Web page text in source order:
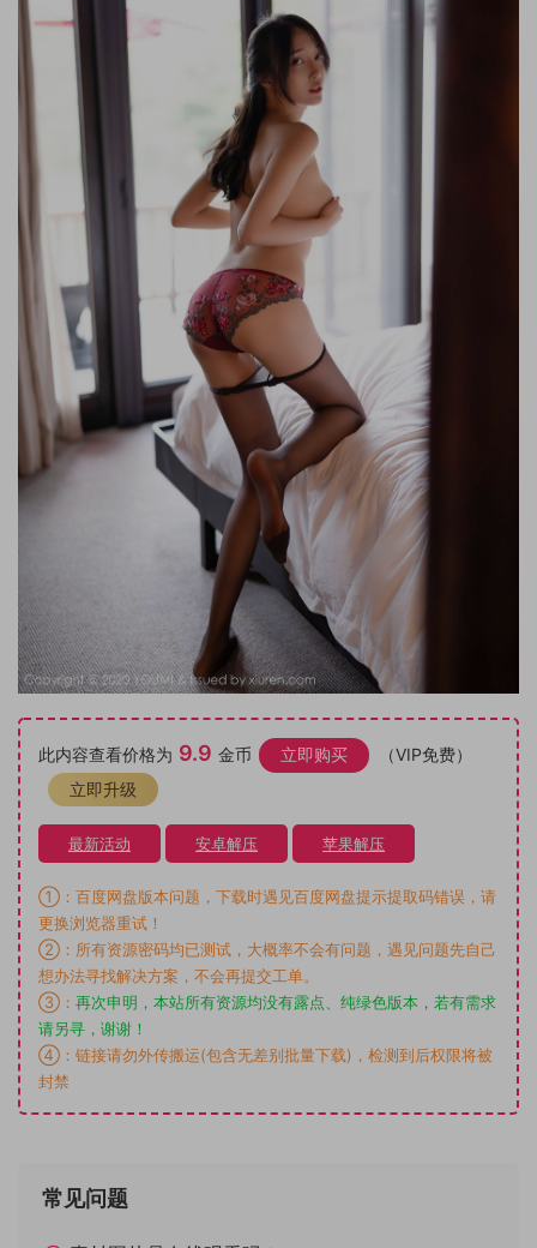
此内容查看价格为 9.9 金币 立即购买
（VIP免费）
立即升级
最新活动 安卓解压 苹果解压
①：百度网盘版本问题，下载时遇见百度网盘提示提取码错误，请
更换浏览器重试！
②：所有资源密码均已测试，大概率不会有问题，遇见问题先自己
想办法寻找解决方案，不会再提交工单。
③： 再次申明，本站所有资源均没有露点、纯绿色版本，若有需求
请另寻，谢谢！
④：链接请勿外传搬运(包含无差别批量下载)，检测到后权限将被
封禁
常见问题